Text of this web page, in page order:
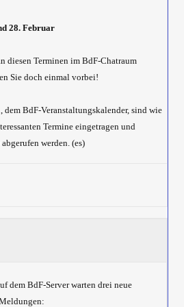
28. Februar
diesen Terminen im BdF-Chatraum
Sie doch einmal vorbei!
, dem BdF-Veranstaltungskalender, sind wie
Termine eingetragen und
werden. (es)
dem BdF-Server warten drei neue